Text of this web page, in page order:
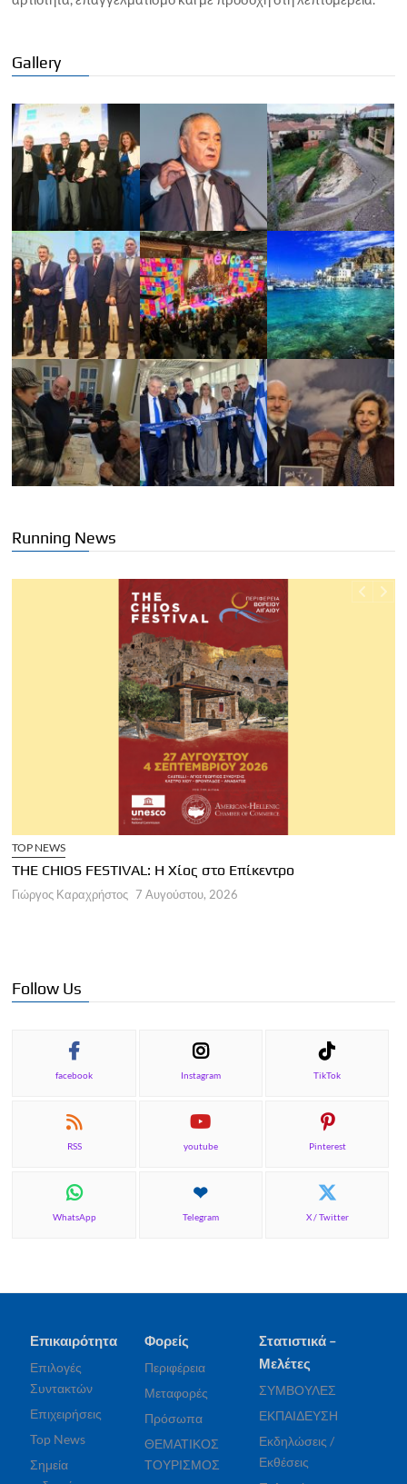
Gallery
Running News
TOP NEWS
THE CHIOS FESTIVAL: Η Χίος στο Επίκεντρο
Γιώργος Καραχρήστος 7 Αυγούστου, 2026
Follow Us
facebook Instagram TikTok
RSS youtube Pinterest
WhatsApp Telegram X / Twitter
Επικαιρότητα
Επιλογές
Συντακτών
Επιχειρήσεις
Top News
Σημεία
Φορείς
Περιφέρεια
Μεταφορές
Πρόσωπα
ΘΕΜΑΤΙΚΟΣ
ΤΟΥΡΙΣΜΟΣ
Στατιστικά –
Μελέτες
ΣΥΜΒΟΥΛΕΣ
ΕΚΠΑΙΔΕΥΣΗ
Εκδηλώσεις /
Εκθέσεις